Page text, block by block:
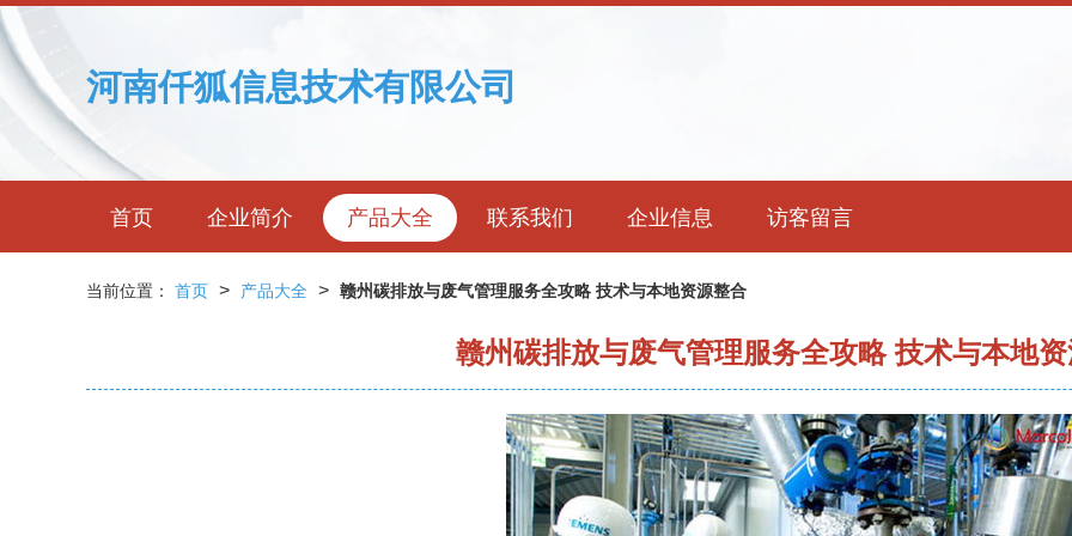
河南仟狐信息技术有限公司
首页 企业简介 产品大全 联系我们 企业信息 访客留言
当前位置： 首页 > 产品大全 > 赣州碳排放与废气管理服务全攻略 技术与本地资源整合
赣州碳排放与废气管理服务全攻略 技术与本地